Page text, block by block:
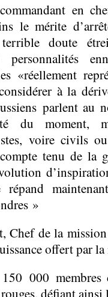
en
le mérite
doute
«réellement
à la
parlent au
du moment,
voire civils
tenu de la
»
Chef de la
offert par
150 000
défiant